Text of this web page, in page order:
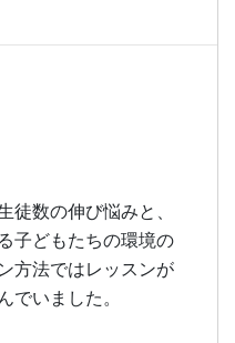
徒数の伸び悩みと、
子どもたちの環境の
方法ではレッスンが
でいました。